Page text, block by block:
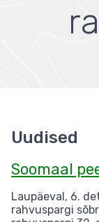
Uudised
Soomaal
Laupäeval, 6.
rahvuspargi